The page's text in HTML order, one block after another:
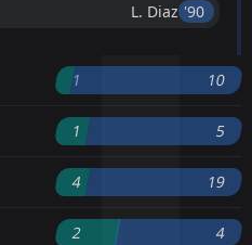
L. Diaz '90 ︎
1 10
1 5
4 19
2 4